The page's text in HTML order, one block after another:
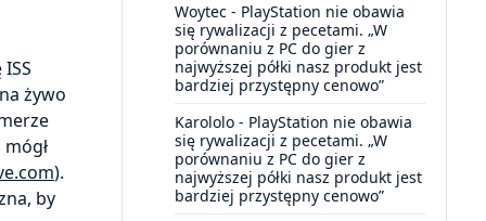
żywo
).
by
Woytec - PlayStation nie obawia
się rywalizacji z pecetami. „W
porównaniu z PC do gier z
najwyższej półki nasz produkt jest
bardziej przystępny cenowo”
Karololo - PlayStation nie obawia
się rywalizacji z pecetami. „W
porównaniu z PC do gier z
najwyższej półki nasz produkt jest
bardziej przystępny cenowo”